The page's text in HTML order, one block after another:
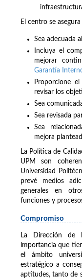
El centro se
Sea adecuada
Incluya el
mejorar
Garantía
Proporcione
revisar los
Sea
Sea revisada
Sea
mejora
La Política de
UPM son
Universidad
prevé medios
generales en
funciones y
Compromiso
La Dirección de
importancia que
el ámbito
estratégico a
aptitudes, tanto de